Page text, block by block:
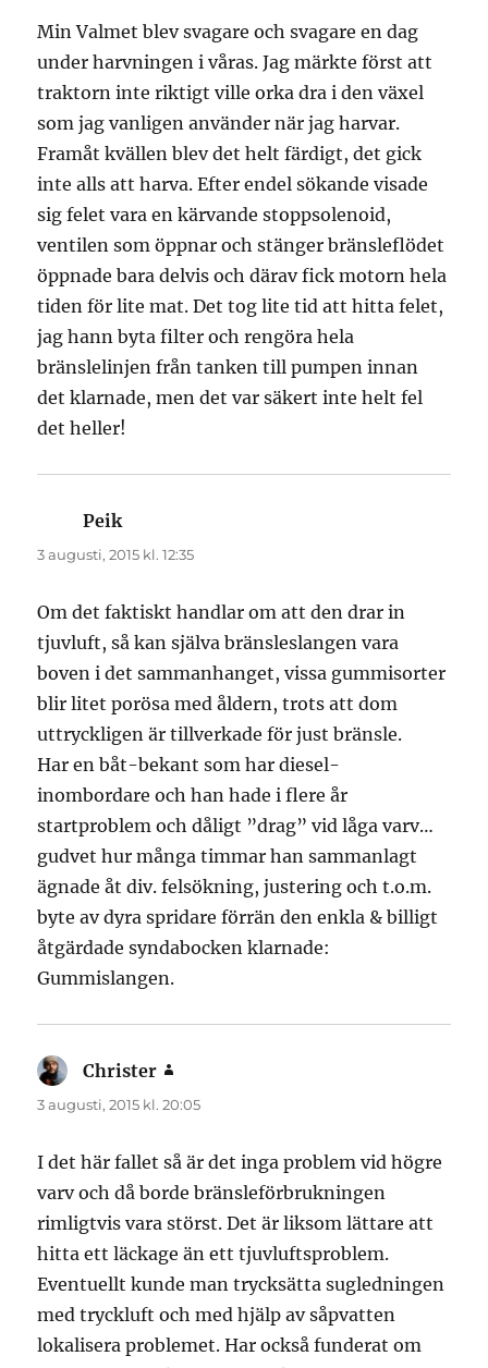
Min Valmet blev svagare och svagare en dag
under harvningen i våras. Jag märkte först att
traktorn inte riktigt ville orka dra i den växel
som jag vanligen använder när jag harvar.
Framåt kvällen blev det helt färdigt, det gick
inte alls att harva. Efter endel sökande visade
sig felet vara en kärvande stoppsolenoid,
ventilen som öppnar och stänger bränsleflödet
öppnade bara delvis och därav fick motorn hela
tiden för lite mat. Det tog lite tid att hitta felet,
jag hann byta filter och rengöra hela
bränslelinjen från tanken till pumpen innan
det klarnade, men det var säkert inte helt fel
det heller!
Peikskriver:
3 augusti, 2015 kl. 12:35
Om det faktiskt handlar om att den drar in
tjuvluft, så kan själva bränsleslangen vara
boven i det sammanhanget, vissa gummisorter
blir litet porösa med åldern, trots att dom
uttryckligen är tillverkade för just bränsle.
Har en båt-bekant som har diesel-
inombordare och han hade i flere år
startproblem och dåligt ”drag” vid låga varv…
gudvet hur många timmar han sammanlagt
ägnade åt div. felsökning, justering och t.o.m.
byte av dyra spridare förrän den enkla & billigt
åtgärdade syndabocken klarnade:
Gummislangen.
Christer
3 augusti, 2015 kl. 20:05
I det här fallet så är det inga problem vid högre
varv och då borde bränsleförbrukningen
rimligtvis vara störst. Det är liksom lättare att
hitta ett läckage än ett tjuvluftsproblem.
Eventuellt kunde man trycksätta sugledningen
med tryckluft och med hjälp av såpvatten
lokalisera problemet. Har också funderat om